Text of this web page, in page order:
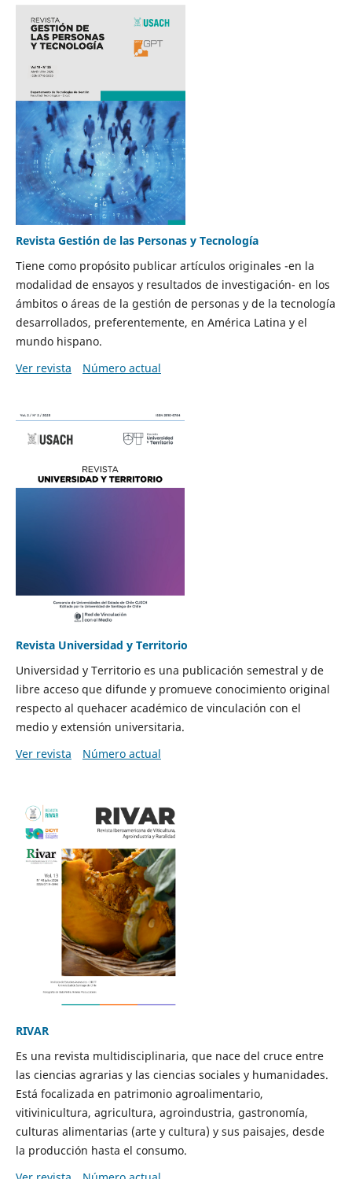
Revista Gestión de las Personas y Tecnología
Tiene como propósito publicar artículos originales -en la
modalidad de ensayos y resultados de investigación- en los
ámbitos o áreas de la gestión de personas y de la tecnología
desarrollados, preferentemente, en América Latina y el
mundo hispano.
Ver revista
Número actual
Revista Universidad y Territorio
Universidad y Territorio es una publicación semestral y de
libre acceso que difunde y promueve conocimiento original
respecto al quehacer académico de vinculación con el
medio y extensión universitaria.
Ver revista
Número actual
RIVAR
Es una revista multidisciplinaria, que nace del cruce entre
las ciencias agrarias y las ciencias sociales y humanidades.
Está focalizada en patrimonio agroalimentario,
vitivinicultura, agricultura, agroindustria, gastronomía,
culturas alimentarias (arte y cultura) y sus paisajes, desde
la producción hasta el consumo.